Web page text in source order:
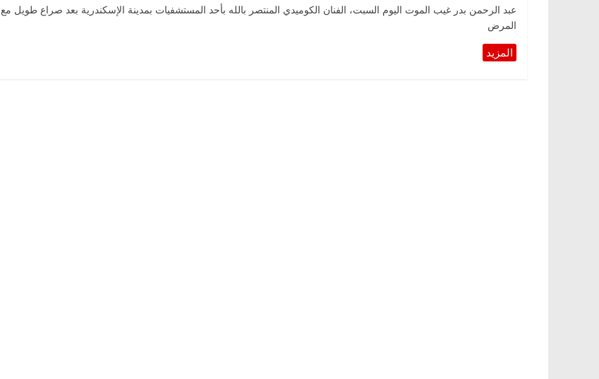
عبد الرحمن بدر غيب الموت اليوم السبت، الفنان الكوميدي المنتصر بالله بأحد المستشفيات بمدينة الإسكندرية بعد صراع طويل مع
المرض